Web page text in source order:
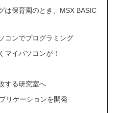
は保育園のとき、MSX BASIC
コンでプログラミング
マイパソコンが！
する研究室へ
リケーションを開発